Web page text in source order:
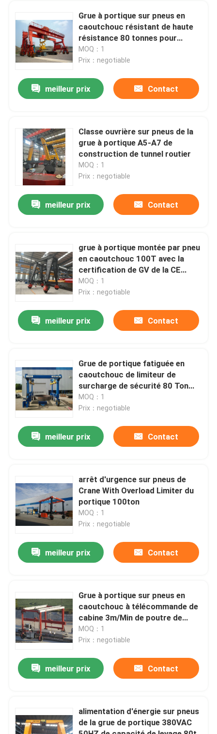
Produits
Vidéos
Au sujet de nous
Contrôle de qualité
Contactez-nous
Demandez une citation
Chariot de transfert d'AGV
Grue à portique sur pneus en
caoutchouc résistant de haute
résistance 80 tonnes pour
extérieur
MOQ：1
Prix：negotiable
meilleur prix Contact
Classe ouvrière sur pneus de la
grue à portique A5-A7 de
construction de tunnel routier
MOQ：1
Prix：negotiable
meilleur prix Contact
grue à portique montée par pneu
en caoutchouc 100T avec la
certification de GV de la CE
d'OIN
MOQ：1
Prix：negotiable
meilleur prix Contact
Grue de portique fatiguée en
caoutchouc de limiteur de
surcharge de sécurité 80 Ton
Easy Operation
MOQ：1
Prix：negotiable
meilleur prix Contact
arrêt d'urgence sur pneus de
Crane With Overload Limiter du
portique 100ton
MOQ：1
Prix：negotiable
meilleur prix Contact
Grue à portique sur pneus en
caoutchouc à télécommande de
cabine 3m/Min de poutre de
levage
MOQ：1
Prix：negotiable
meilleur prix Contact
alimentation d'énergie sur pneus
de la grue de portique 380VAC